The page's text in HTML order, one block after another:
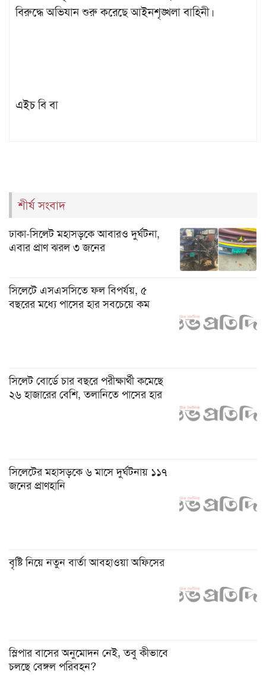
বিরুদ্ধে অভিযান শুরু করেছে আইনশৃঙ্খলা বাহিনী।
এইচ বি বা
শীর্ষ সংবাদ
ঢাকা-সিলেট মহাসড়কে আবারও দুর্ঘটনা,
এবার প্রাণ ঝরল ৩ জনের
সিলেটে এসএসসিতে ফল বিপর্যয়, ৫
বছরের মধ্যে পাসের হার সবচেয়ে কম
সিলেট বোর্ডে চার বছরে পরীক্ষার্থী কমেছে
২৬ হাজারের বেশি, তলানিতে পাসের হার
সিলেটের মহাসড়কে ৬ মাসে দুর্ঘটনায় ১১৭
জনের প্রাণহানি
বৃষ্টি নিয়ে নতুন বার্তা আবহাওয়া অফিসের
স্লিপার বাসের অনুমোদন নেই, তবু কীভাবে
চলছে বেঙ্গল পরিবহন?